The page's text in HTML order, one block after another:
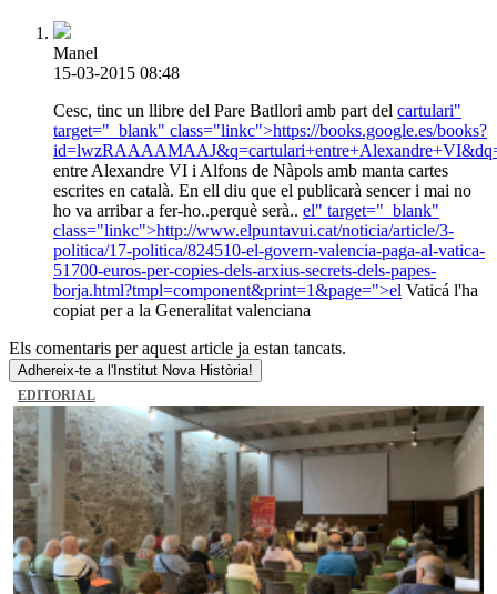
Manel
15-03-2015 08:48
Cesc, tinc un llibre del Pare Batllori amb part del cartulari"
target="_blank" class="linkc">https://books.google.es/books?
entre Alexandre VI i Alfons de Nàpols amb manta cartes
escrites en català. En ell diu que el publicarà sencer i mai no
ho va arribar a fer-ho..perquè serà.. el" target="_blank"
class="linkc">http://www.elpuntavui.cat/noticia/article/3-
politica/17-politica/824510-el-govern-valencia-paga-al-vatica-
51700-euros-per-copies-dels-arxius-secrets-dels-papes-
borja.html?tmpl=component&print=1&page=">el Vaticá l'ha
copiat per a la Generalitat valenciana
Els comentaris per aquest article ja estan tancats.
Adhereix-te a l'Institut Nova Història!
EDITORIAL